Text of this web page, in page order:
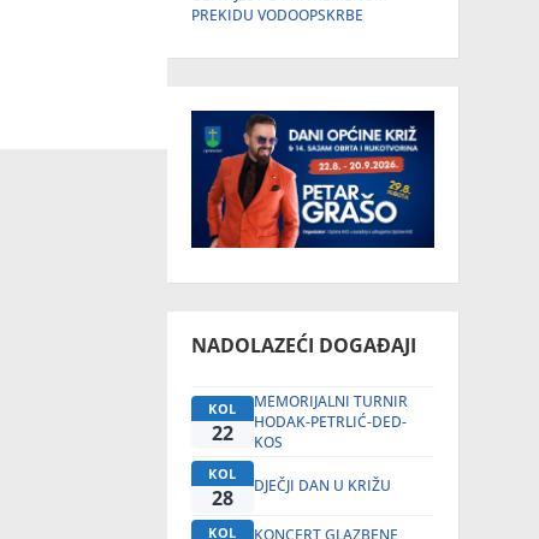
PREKIDU VODOOPSKRBE
NADOLAZEĆI DOGAĐAJI
KOL
22
MEMORIJALNI TURNIR
HODAK-PETRLIĆ-DED-
KOS
KOL
28 DJEČJI DAN U KRIŽU
KOL
KONCERT GLAZBENE